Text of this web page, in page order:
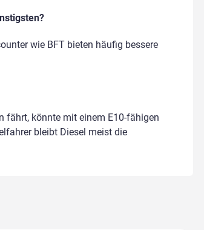
wie BFT bieten häufig bessere
fährt, könnte mit einem E10-fähigen
bleibt Diesel meist die